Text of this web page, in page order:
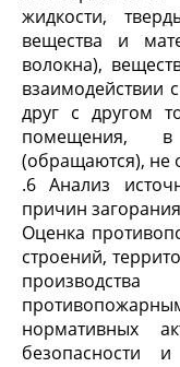
жидкости,
вещества и
волокна),
взаимодействии
друг с другом
помещения,
(обращаются), не
.6 Анализ
причин загорания
Оценка
строений,
нормативных
безопасности